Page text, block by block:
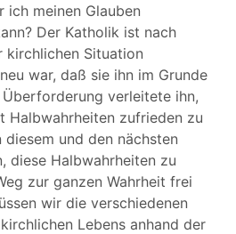
ich meinen Glauben
Der Katholik ist nach
kirchlichen Situation
war, daß sie ihn im Grunde
verleitete ihn,
Halbwahrheiten zufrieden zu
und den nächsten
diese Halbwahrheiten zu
zur ganzen Wahrheit frei
wir die verschiedenen
Lebens anhand der